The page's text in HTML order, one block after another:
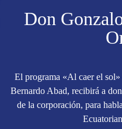
Don
El programa «Al caer el
Bernardo Abad, recibirá a
de la corporación, para